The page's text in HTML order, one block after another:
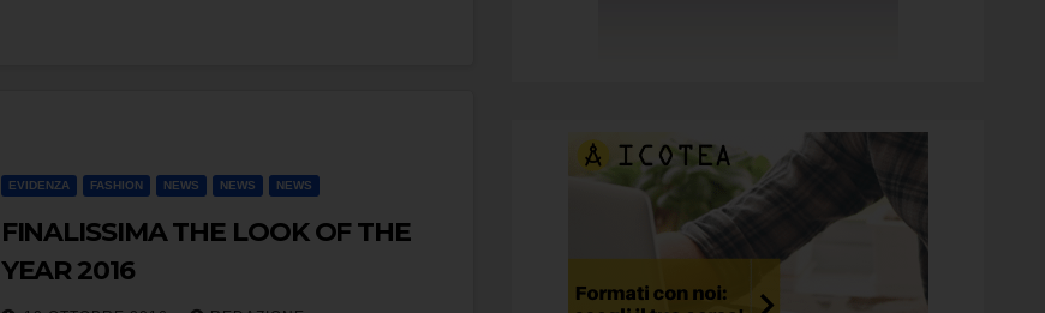
EVIDENZA FASHION NEWS NEWS NEWS
FINALISSIMA THE LOOK OF THE
YEAR 2016